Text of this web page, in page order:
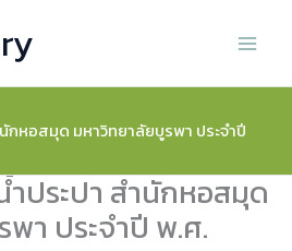
กหอสมุด มหาวิทยาลัยบูรพา ประจำปี
ประปา สำนักหอสมุด
า ประจำปี พ.ศ.
403,000
360,000
279,000